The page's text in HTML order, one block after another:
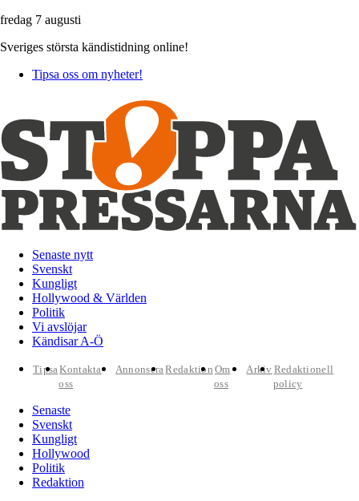
fredag 7 augusti
Sveriges största kändistidning online!
Tipsa oss om nyheter!
Senaste nytt
Svenskt
Kungligt
Hollywood & Världen
Politik
Vi avslöjar
Kändisar A-Ö
TipsaKontakta
oss
AnnonseraRedaktion Om
oss
Arkiv Redaktionell
policy
Senaste
Svenskt
Kungligt
Hollywood
Politik
Redaktion